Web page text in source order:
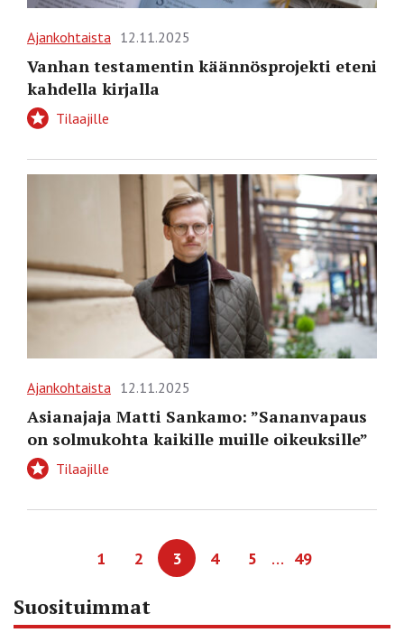
Ajankohtaista 12.11.2025
Vanhan testamentin käännös­projekti eteni
kahdella kirjalla
Tilaajille
Ajankohtaista 12.11.2025
Asianajaja Matti Sankamo: ”Sananvapaus
on solmukohta kaikille muille oikeuksille”
Tilaajille
1 2 3 4 5 … 49
Suosituimmat